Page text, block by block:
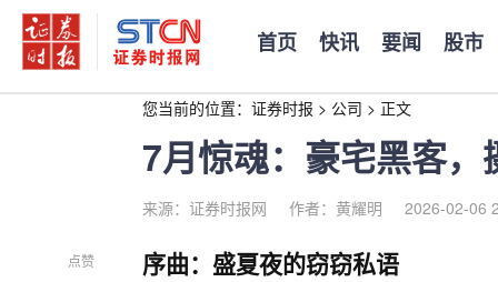
首页 快讯 要闻 股市
您当前的位置： 证券时报 > 公司 > 正文
7月惊魂：豪宅黑客
来源：证券时报网 作者：黄耀明 2026-02-06
点赞 序曲：盛夏夜的窃窃私语